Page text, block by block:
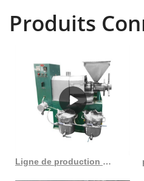
Produits
Ligne de production d’huile de son de riz de 30 t/j avec de l’acier inoxydable au Burundi